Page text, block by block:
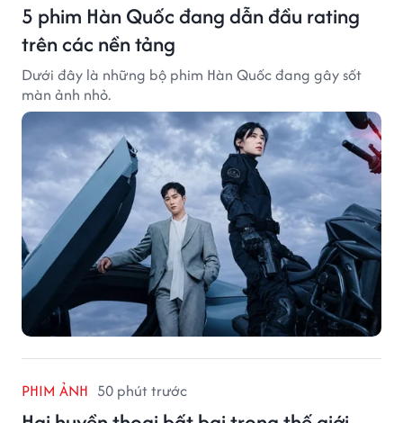
5 phim Hàn Quốc đang dẫn đầu rating
trên các nền tảng
Dưới đây là những bộ phim Hàn Quốc đang gây sốt
màn ảnh nhỏ.
PHIM ẢNH 50 phút trước